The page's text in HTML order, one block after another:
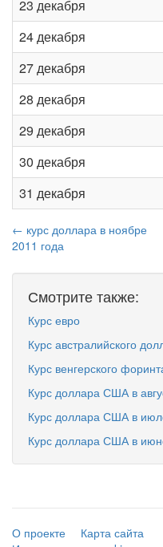
23 декабря
24 декабря
27 декабря
28 декабря
29 декабря
30 декабря
31 декабря
← курс доллара в ноябре
2011 года
Смотрите также:
Курс евро
Курс австралийского
Курс венгерского
Курс доллара США в
Курс доллара США в
Курс доллара США в
О проекте
Карта сайта